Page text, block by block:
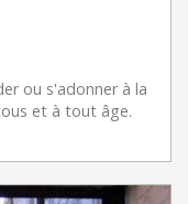
ou s'adonner à la
et à tout âge.